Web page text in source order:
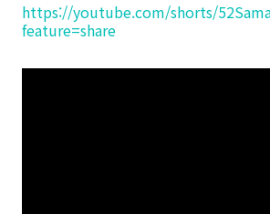
https://youtube.com/shorts/
feature=share